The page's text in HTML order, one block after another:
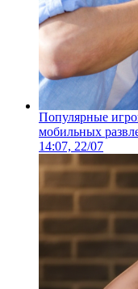
Популярные
мобильных
14:07, 22/07